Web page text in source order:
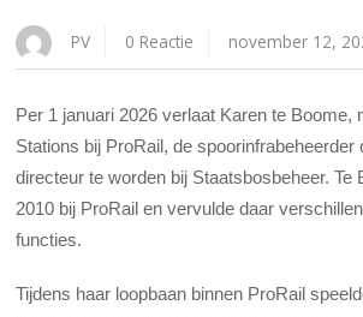
PV 0 Reactie november 12,
Per 1 januari 2026 verlaat Karen te Boome,
Stations bij ProRail, de spoorinfrabeheerder
directeur te worden bij Staatsbosbeheer. Te
2010 bij ProRail en vervulde daar
functies.
Tijdens haar loopbaan binnen ProRail